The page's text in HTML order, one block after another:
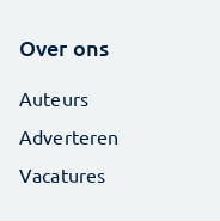
Over ons
Auteurs
Adverteren
Vacatures